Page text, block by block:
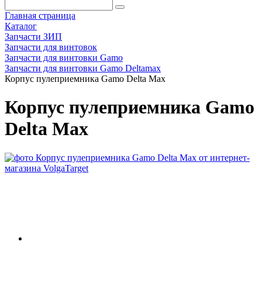
Главная страница
Каталог
Запчасти ЗИП
Запчасти для винтовок
Запчасти для винтовки Gamo
Запчасти для винтовки Gamo Deltamax
Корпус пулеприемника Gamo Delta Max
Корпус пулеприемника Gamo
Delta Max